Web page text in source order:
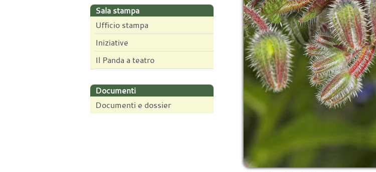
Sala stampa
Ufficio stampa
Iniziative
Il Panda a teatro
Documenti
Documenti e dossier